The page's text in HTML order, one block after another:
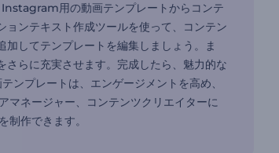
用の動画テンプレートからコンテ
ンテキスト作成ツールを使って、コンテン
してテンプレートを編集しましょう。ま
らに充実させます。完成したら、魅力的な
プレートは、エンゲージメントを高め、
ネージャー、コンテンツクリエイターに
作できます。